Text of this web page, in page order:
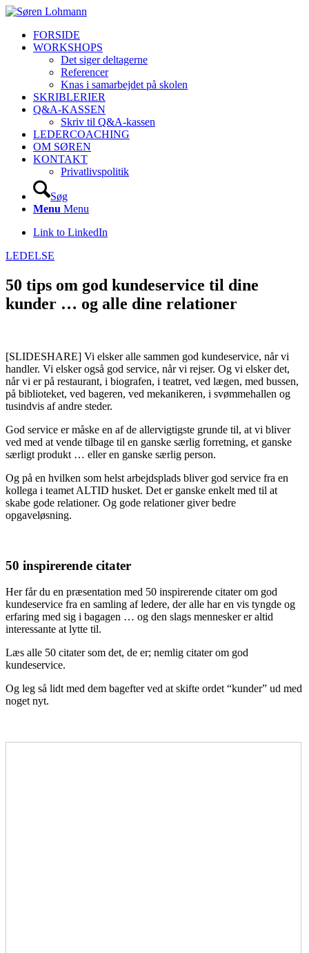
FORSIDE
WORKSHOPS
Det siger deltagerne
Referencer
Knas i samarbejdet på skolen
SKRIBLERIER
Q&A-KASSEN
Skriv til Q&A-kassen
LEDERCOACHING
OM SØREN
KONTAKT
Privatlivspolitik
Søg
Menu Menu
Link to LinkedIn
LEDELSE
50 tips om god kundeservice til dine
kunder … og alle dine relationer
[SLIDESHARE] Vi elsker alle sammen god kundeservice, når vi
handler. Vi elsker også god service, når vi rejser. Og vi elsker det,
når vi er på restaurant, i biografen, i teatret, ved lægen, med bussen,
på biblioteket, ved bageren, ved mekanikeren, i svømmehallen og
tusindvis af andre steder.
God service er måske en af de allervigtigste grunde til, at vi bliver
ved med at vende tilbage til en ganske særlig forretning, et ganske
særligt produkt … eller en ganske særlig person.
Og på en hvilken som helst arbejdsplads bliver god service fra en
kollega i teamet ALTID husket. Det er ganske enkelt med til at
skabe gode relationer. Og gode relationer giver bedre
opgaveløsning.
50 inspirerende citater
Her får du en præsentation med 50 inspirerende citater om god
kundeservice fra en samling af ledere, der alle har en vis tyngde og
erfaring med sig i bagagen … og den slags mennesker er altid
interessante at lytte til.
Læs alle 50 citater som det, de er; nemlig citater om god
kundeservice.
Og leg så lidt med dem bagefter ved at skifte ordet “kunder” ud med
noget nyt.